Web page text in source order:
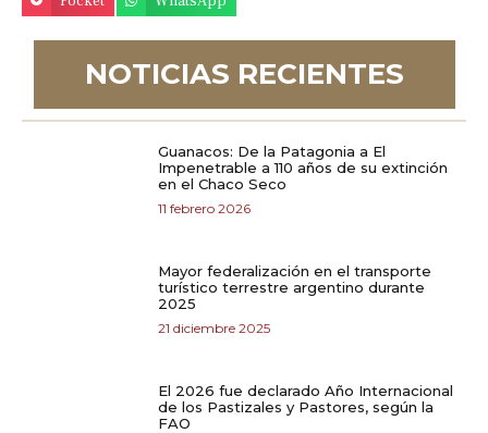
NOTICIAS RECIENTES
Guanacos: De la Patagonia a El
Impenetrable a 110 años de su extinción
en el Chaco Seco
11 febrero 2026
Mayor federalización en el transporte
turístico terrestre argentino durante
2025
21 diciembre 2025
El 2026 fue declarado Año Internacional
de los Pastizales y Pastores, según la
FAO